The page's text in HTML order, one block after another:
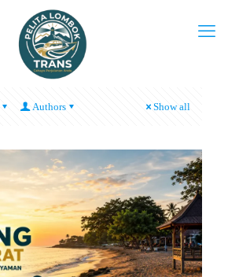
Authors Show all